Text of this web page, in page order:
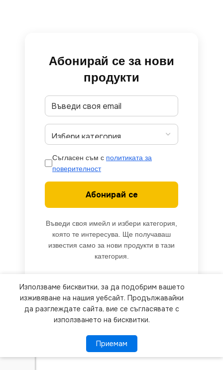
Абонирай се за нови
продукти
Съгласен съм с политиката за
поверителност
Абонирай се
Въведи своя имейл и избери категория,
която те интересува. Ще получаваш
известия само за нови продукти в тази
категория.
We use cookies to improve your experience on our
website. By browsing this website, you agree to
our use of cookies.
ПОВЕЧЕ ИНФОРМАЦИЯ
Използваме бисквитки, за да подобрим вашето
изживяване на нашия уебсайт. Продължавайки
да разглеждате сайта, вие се съгласявате с
използването на бисквитки.
Приемам